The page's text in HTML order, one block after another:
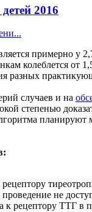
2016
колеблется от
случаев и на
степенью
планируют
рецептору
не
к рецептору ТТГ